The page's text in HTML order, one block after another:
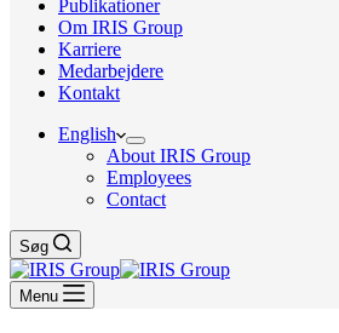
Publikationer
Om IRIS Group
Karriere
Medarbejdere
Kontakt
English
About IRIS Group
Employees
Contact
Søg
Menu